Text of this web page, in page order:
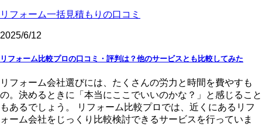
リフォーム一括見積もりの口コミ
2025/6/12
リフォーム比較プロの口コミ・評判は？他のサービスとも比較してみた
リフォーム会社選びには、たくさんの労力と時間を費やすも
の。決めるときに「本当にここでいいのかな？」と感じること
もあるでしょう。 リフォーム比較プロでは、近くにあるリフ
ォーム会社をじっくり比較検討できるサービスを行っていま